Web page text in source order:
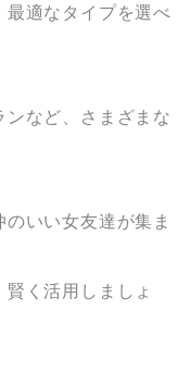
最適なタイプを選べ
など、さまざまな
いい女友達が集ま
く活用しましょ